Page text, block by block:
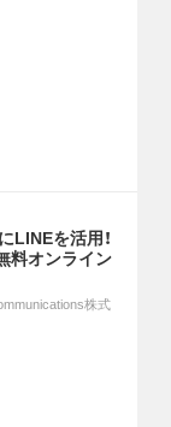
LINEを活用！
料オンライン
株式